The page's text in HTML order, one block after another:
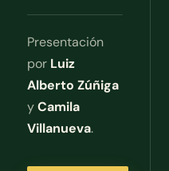
Presentación
por Luiz
Alberto Zúñiga
yCamila
Villanueva.